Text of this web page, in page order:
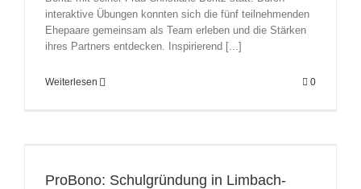
interaktive Übungen konnten sich die fünf teilnehmenden
Ehepaare gemeinsam als Team erleben und die Stärken
ihres Partners entdecken. Inspirierend [...]
Weiterlesen 0
ProBono: Schulgründung in Limbach-